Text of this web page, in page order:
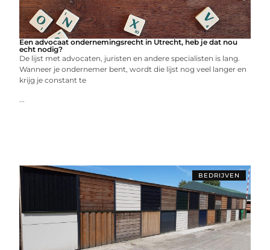
Een advocaat ondernemingsrecht in Utrecht, heb je dat nou
echt nodig?
De lijst met advocaten, juristen en andere specialisten is lang.
Wanneer je ondernemer bent, wordt die lijst nog veel langer en
krijg je constant te
...
BEDRIJVEN